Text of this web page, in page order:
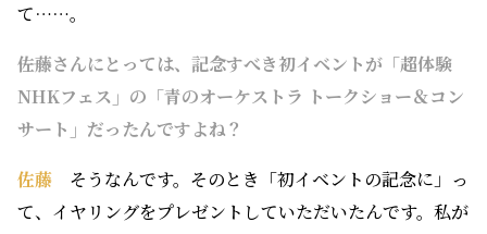
て……。
――佐藤さんにとっては、記念すべき初イベントが「超体験
NHKフェス」の「青のオーケストラ トークショー＆コン
サート」だったんですよね？
佐藤 そうなんです。そのとき「初イベントの記念に」っ
て、イヤリングをプレゼントしていただいたんです。私が